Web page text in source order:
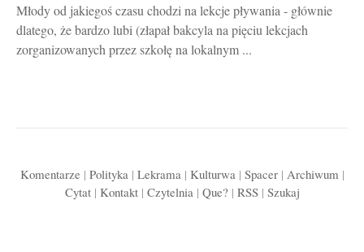
Młody od jakiegoś czasu chodzi na lekcje pływania - głównie
dlatego, że bardzo lubi (złapał bakcyla na pięciu lekcjach
zorganizowanych przez szkołę na lokalnym ...
Komentarze | Polityka| Lekrama| Kulturwa| Spacer| Archiwum |
Cytat| Kontakt| Czytelnia| Que? | RSS| Szukaj